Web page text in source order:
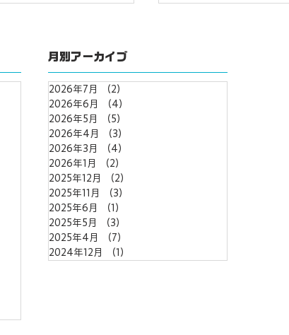
】にWixのレビュ
！
月別アーカイブ
2026年7月 （2）
2026年6月
（4）
2026年5月
（5）
2026年4月
（3）
2026年3月
（4）
2026年1月
（2）
2025年12月
（2）
2025年11月
（3）
2025年6月
（1）
2025年5月
（3）
2025年4月
（7）
2024年12月
（1）